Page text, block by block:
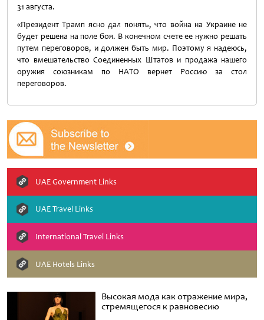
Высокая мода как отражение мира,
стремящегося к равновесию
31 августа.
«Президент Трамп ясно дал понять, что война на Украине не
будет решена на поле боя. В конечном счете ее нужно решать
путем переговоров, и должен быть мир. Поэтому я надеюсь,
что вмешательство Соединенных Штатов и продажа нашего
оружия союзникам по НАТО вернет Россию за стол
переговоров.
UAE Government Links
UAE Travel Links
International Travel Links
UAE Hotels Links